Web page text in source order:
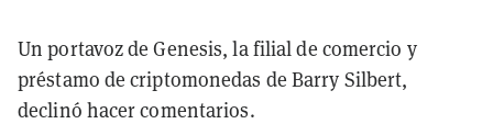
Un portavoz de Genesis, la filial de comercio y
préstamo de criptomonedas de Barry Silbert,
declinó hacer comentarios.